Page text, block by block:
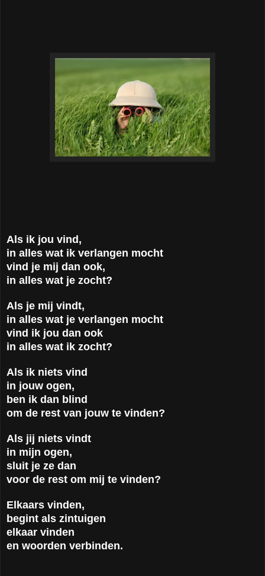
Als ik jou vind,
in alles wat ik verlangen mocht
vind je mij dan ook,
in alles wat je zocht?
Als je mij vindt,
in alles wat je verlangen mocht
vind ik jou dan ook
in alles wat ik zocht?
Als ik niets vind
in jouw ogen,
ben ik dan blind
om de rest van jouw te vinden?
Als jij niets vindt
in mijn ogen,
sluit je ze dan
voor de rest om mij te vinden?
Elkaars vinden,
begint als zintuigen
elkaar vinden
en woorden verbinden.